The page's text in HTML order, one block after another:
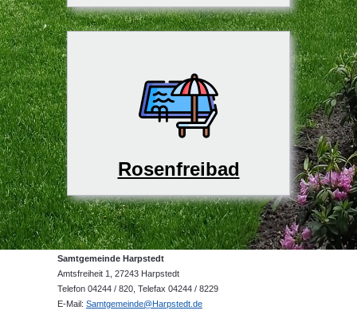
Rosenfreibad
Samtgemeinde Harpstedt
Amtsfreiheit 1, 27243 Harpstedt
Telefon 04244 / 820, Telefax 04244 / 8229
E-Mail: Samtgemeinde@Harpstedt.de